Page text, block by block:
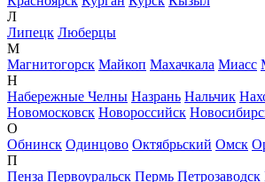
Л
Липецк Люберцы
М
Магнитогорск Майкоп Махачкала Миасс
Н
Набережные Челны Назрань Нальчик
Новомосковск Новороссийск
О
Обнинск Одинцово Октябрьский Омск
П
Пенза Первоуральск Пермь Петрозаводск